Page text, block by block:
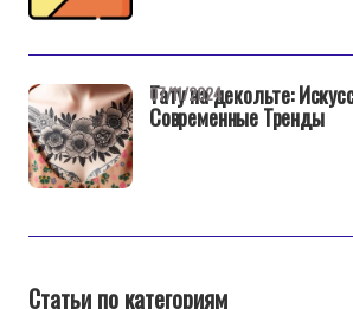
Тату на декольте:
Современные Тренды
07/11/2024
Статьи по категориям